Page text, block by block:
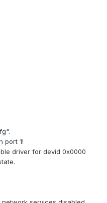
port 1!
driver for devid 0x0000